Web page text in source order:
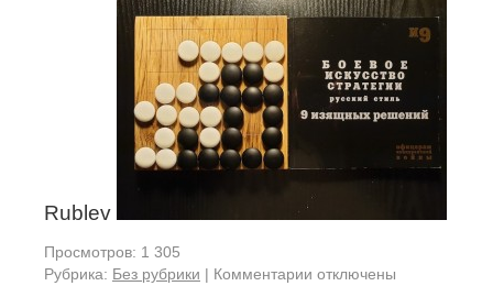
Rublev
Просмотров: 1 305
Рубрика: Без рубрики | Комментарии отключены